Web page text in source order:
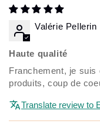
Valérie Pellerin
Haute qualité
Franchement, je suis
produits, coup de
Translate review to